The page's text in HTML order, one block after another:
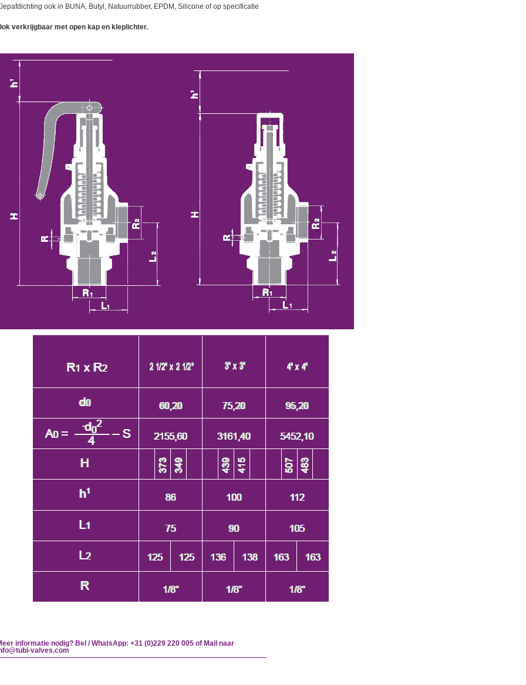
ook in BUNA, Butyl, Natuurrubber, EPDM, Silicone of op specificatie
verkrijgbaar met open kap en kleplichter.
informatie nodig? Bel / WhatsApp: +31 (0)229 220 005 of Mail naar
valves.com